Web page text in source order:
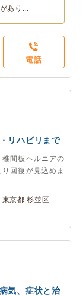
あり...
電話
リハビリまで
椎間板ヘルニアの
回復が見込めま
京都 杉並区
気、症状と治